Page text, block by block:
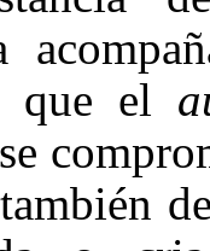
que el